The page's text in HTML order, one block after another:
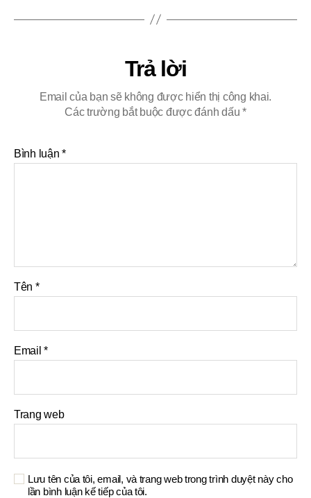
Trả lời
Email của bạn sẽ không được hiển thị công khai.
Các trường bắt buộc được đánh dấu*
Bình luận*
Tên *
Email*
Trang web
Lưu tên của tôi, email, và trang web trong trình duyệt này cho
lần bình luận kế tiếp của tôi.